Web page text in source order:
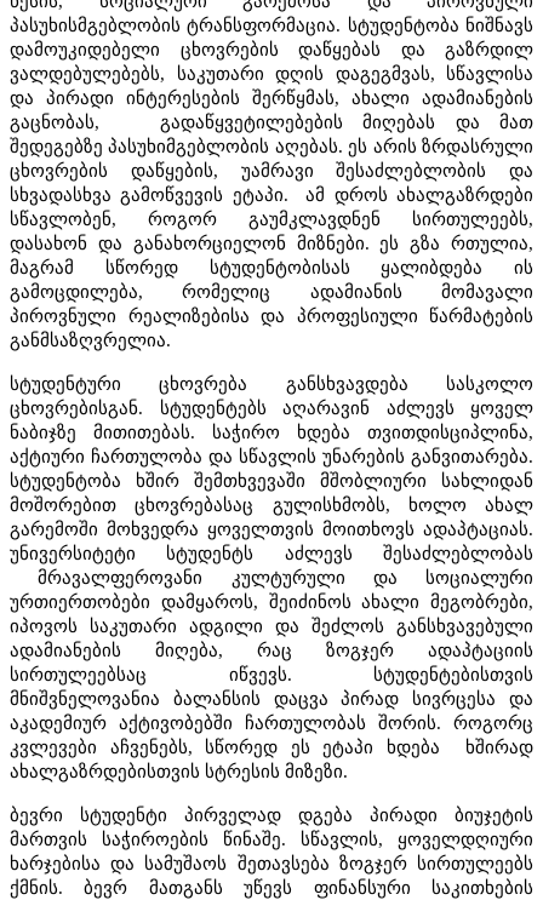
პასუხისმგებლობის ტრანსფორმაცია. სტუდენტობა ნიშნავს
დამოუკიდებელი ცხოვრების დაწყებას და გაზრდილ
ვალდებულებებს, საკუთარი დღის დაგეგმვას, სწავლისა
და პირადი ინტერესების შერწყმას, ახალი ადამიანების
გაცნობას, გადაწყვეტილებების მიღებას და მათ
შედეგებზე პასუხიმგებლობის აღებას. ეს არის ზრდასრული
ცხოვრების დაწყების, უამრავი შესაძლებლობის და
სხვადასხვა გამოწვევის ეტაპი. ამ დროს ახალგაზრდები
სწავლობენ, როგორ გაუმკლავდნენ სირთულეებს,
დასახონ და განახორციელონ მიზნები. ეს გზა რთულია,
მაგრამ სწორედ სტუდენტობისას ყალიბდება ის
გამოცდილება, რომელიც ადამიანის მომავალი
პიროვნული რეალიზებისა და პროფესიული წარმატების
განმსაზღვრელია.
სტუდენტური ცხოვრება განსხვავდება სასკოლო
ცხოვრებისგან. სტუდენტებს აღარავინ აძლევს ყოველ
ნაბიჯზე მითითებას. საჭირო ხდება თვითდისციპლინა,
აქტიური ჩართულობა და სწავლის უნარების განვითარება.
სტუდენტობა ხშირ შემთხვევაში მშობლიური სახლიდან
მოშორებით ცხოვრებასაც გულისხმობს, ხოლო ახალ
გარემოში მოხვედრა ყოველთვის მოითხოვს ადაპტაციას.
უნივერსიტეტი სტუდენტს აძლევს შესაძლებლობას
მრავალფეროვანი კულტურული და სოციალური
ურთიერთობები დამყაროს, შეიძინოს ახალი მეგობრები,
იპოვოს საკუთარი ადგილი და შეძლოს განსხვავებული
ადამიანების მიღება, რაც ზოგჯერ ადაპტაციის
სირთულეებსაც იწვევს. სტუდენტებისთვის
მნიშვნელოვანია ბალანსის დაცვა პირად სივრცესა და
აკადემიურ აქტივობებში ჩართულობას შორის. როგორც
კვლევები აჩვენებს, სწორედ ეს ეტაპი ხდება ხშირად
ახალგაზრდებისთვის სტრესის მიზეზი.
ბევრი სტუდენტი პირველად დგება პირადი ბიუჯეტის
მართვის საჭიროების წინაშე. სწავლის, ყოველდღიური
ხარჯებისა და სამუშაოს შეთავსება ზოგჯერ სირთულეებს
ქმნის. ბევრ მათგანს უწევს ფინანსური საკითხების